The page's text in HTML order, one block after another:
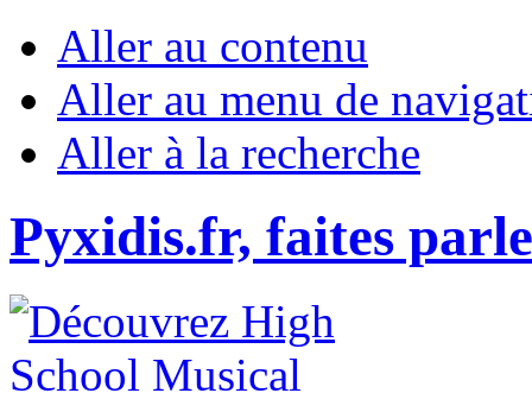
Aller au contenu
Aller au menu de
Aller à la recherche
Pyxidis.fr, faites